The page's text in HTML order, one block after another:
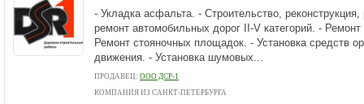
- Укладка асфальта. - Строительство,
ремонт автомобильных дорог II-V категорий. -
Ремонт стояночных площадок. - Установка средств
движения. - Установка шумовых...
ПРОДАВЕЦ: ООО ДСР-1
КОМПАНИЯ ИЗ САНКТ-ПЕТЕРБУРГА